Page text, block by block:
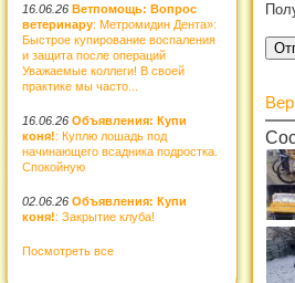
16.06.26 Ветпомощь: Вопрос
ветеринару: Метромидин Дента»:
Быстрое купирование воспаления
и защита после операций
Уважаемые коллеги! В своей
практике мы часто...
16.06.26 Объявления: Купи
коня!: Куплю лошадь под
начинающего всадника подростка.
Спокойную
02.06.26 Объявления: Купи
коня!: Закрытие клуба!
Посмотреть все